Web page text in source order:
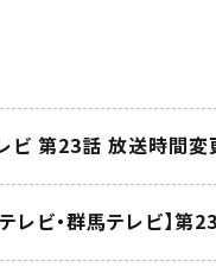
ビ 第23話 放送時間変
テレビ・群馬テレビ】